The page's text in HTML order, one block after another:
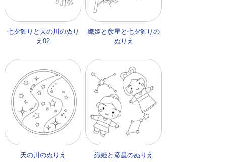
七夕飾りと天の川のぬり
え02
織姫と彦星と七夕飾りの
ぬりえ
天の川のぬりえ 織姫と彦星のぬりえ